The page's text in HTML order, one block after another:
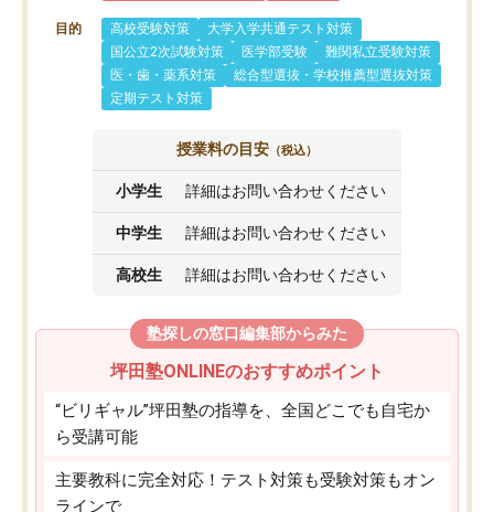
目的 高校受験対策
大学入学共通テスト対策
国公立2次試験対策
医学部受験
難関私立受験対策
医・歯・薬系対策
総合型選抜・学校推薦型選抜対策
定期テスト対策
授業料の目安 （税込）
小学生 詳細はお問い合わせください
中学生 詳細はお問い合わせください
高校生 詳細はお問い合わせください
塾探しの窓口編集部からみた
坪田塾ONLINEのおすすめポイント
“ビリギャル”坪田塾の指導を、全国どこでも自宅か
ら受講可能
主要教科に完全対応！テスト対策も受験対策もオン
ラインで